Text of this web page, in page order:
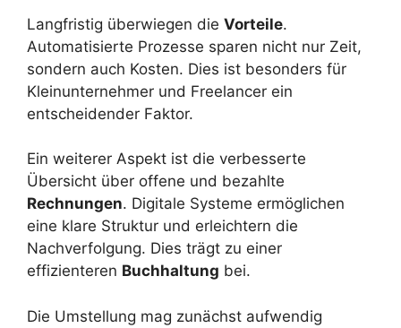
Langfristig überwiegen die Vorteile.
Automatisierte Prozesse sparen nicht nur Zeit,
sondern auch Kosten. Dies ist besonders für
Kleinunternehmer und Freelancer ein
entscheidender Faktor.
Ein weiterer Aspekt ist die verbesserte
Übersicht über offene und bezahlte
Rechnungen. Digitale Systeme ermöglichen
eine klare Struktur und erleichtern die
Nachverfolgung. Dies trägt zu einer
effizienteren Buchhaltung bei.
Die Umstellung mag zunächst aufwendig